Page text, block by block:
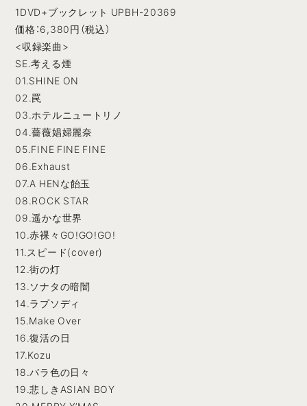
1DVD+ブックレット UPBH-20369
価格：6,380円（税込）
<収録楽曲>
SE.考える煙
01.SHINE ON
02.罠
03.ホテルニュートリノ
04.薔薇娼婦麗奈
05.FINE FINE FINE
06.Exhaust
07.A HENな飴玉
08.ROCK STAR
09.遥かな世界
10.赤裸々GO!GO!GO!
11.スピード(cover)
12.街の灯
13.ソナタの暗闇
14.ラプソディ
15.Make Over
16.復活の日
17.Kozu
18.バラ色の日々
19.悲しきASIAN BOY